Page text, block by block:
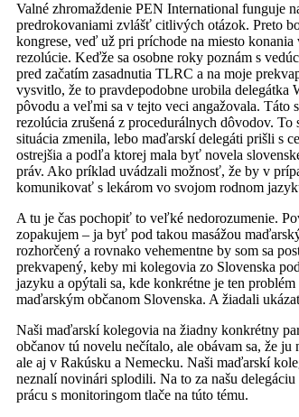
Valné zhromaždenie PEN International funguje
predrokovaniami zvlášť citlivých otázok. Preto
kongrese, veď už pri príchode na miesto
rezolúcie. Keďže sa osobne roky poznám s
pred začatím zasadnutia TLRC a na moje
vysvitlo, že to pravdepodobne urobila
pôvodu a veľmi sa v tejto veci angažovala. Táto
rezolúcia zrušená z procedurálnych dôvodov.
situácia zmenila, lebo maďarskí delegáti prišli s
ostrejšia a podľa ktorej mala byť novela
práv. Ako príklad uvádzali možnosť, že by v
komunikovať s lekárom vo svojom rodnom
A tu je čas pochopiť to veľké nedorozumenie.
zopakujem – ja byť pod takou masážou
rozhorčený a rovnako vehementne by som sa
prekvapený, keby mi kolegovia zo Slovenska
jazyku a opýtali sa, kde konkrétne je ten
maďarským občanom Slovenska. A žiadali
Naši maďarskí kolegovia na žiadny konkrétny
občanov tú novelu nečítalo, ale obávam sa, že
ale aj v Rakúsku a Nemecku. Naši maďarskí
neznalí novinári splodili. Na to za našu
prácu s monitoringom tlače na túto tému.